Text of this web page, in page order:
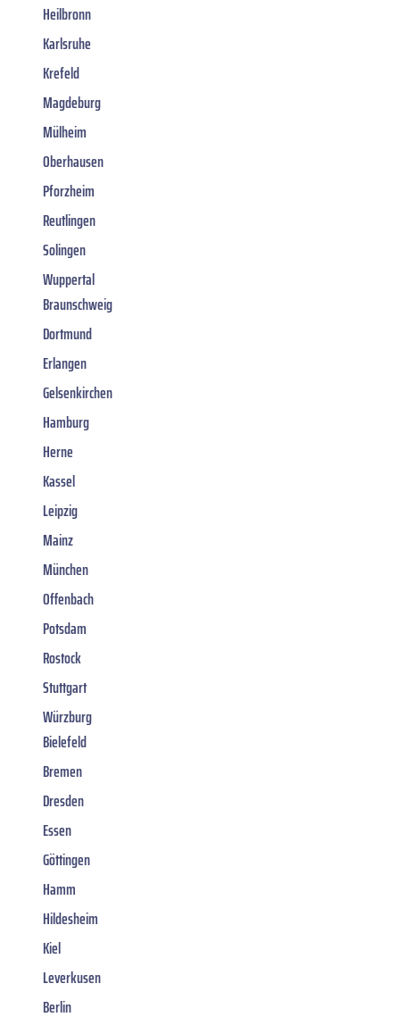
Heilbronn
Karlsruhe
Krefeld
Magdeburg
Mülheim
Oberhausen
Pforzheim
Reutlingen
Solingen
Wuppertal
Braunschweig
Dortmund
Erlangen
Gelsenkirchen
Hamburg
Herne
Kassel
Leipzig
Mainz
München
Offenbach
Potsdam
Rostock
Stuttgart
Würzburg
Bielefeld
Bremen
Dresden
Essen
Göttingen
Hamm
Hildesheim
Kiel
Leverkusen
Berlin